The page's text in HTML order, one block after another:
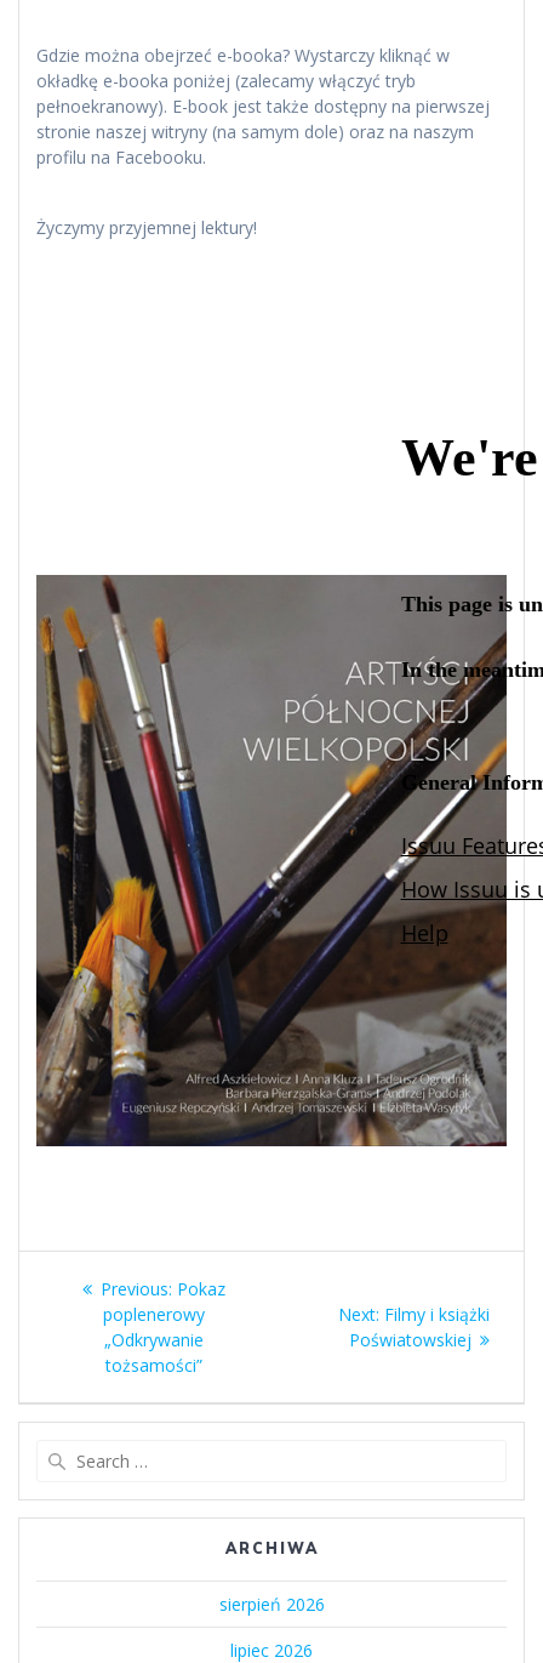
Gdzie można obejrzeć e-booka? Wystarczy kliknąć w
okładkę e-booka poniżej (zalecamy włączyć tryb
pełnoekranowy). E-book jest także dostępny na pierwszej
stronie naszej witryny (na samym dole) oraz na naszym
profilu na Facebooku.
Życzymy przyjemnej lektury!
Nawigacja
wpisu
Previous: Previous
post:
Pokaz
poplenerowy
„Odkrywanie
tożsamości”
Next: Next
post:
Filmy i książki
Poświatowskiej
ARCHIWA
sierpień 2026
lipiec 2026